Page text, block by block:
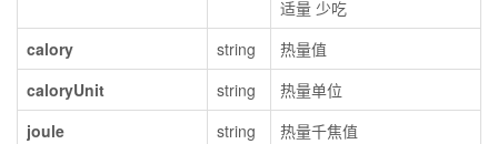
适量 少吃
calory
string
热量值
caloryUnit
string
热量单位
joule
string
热量千焦值